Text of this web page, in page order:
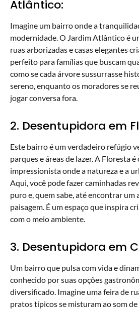
Atlântico:
Imagine um bairro onde a
modernidade. O Jardim Atlântico é
ruas arborizadas e casas elegantes
perfeito para famílias que buscam
como se cada árvore sussurrasse
sereno, enquanto os moradores se
jogar conversa fora.
2. Desentupidora em
Este bairro é um verdadeiro refúgio
parques e áreas de lazer. A Floresta
impressionista onde a natureza e a
Aqui, você pode fazer caminhadas
puro e, quem sabe, até encontrar
paisagem. É um espaço que inspira
com o meio ambiente.
3. Desentupidora em
Um bairro que pulsa com vida e
conhecido por suas opções
diversificado. Imagine uma feira de
pratos típicos se misturam ao som